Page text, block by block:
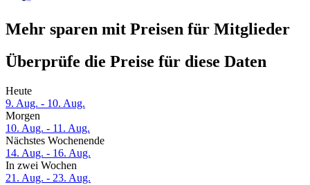
Mehr sparen mit Preisen für Mitglieder
Überprüfe die Preise für diese Daten
Heute
9. Aug. - 10. Aug.
Morgen
10. Aug. - 11. Aug.
Nächstes Wochenende
14. Aug. - 16. Aug.
In zwei Wochen
21. Aug. - 23. Aug.